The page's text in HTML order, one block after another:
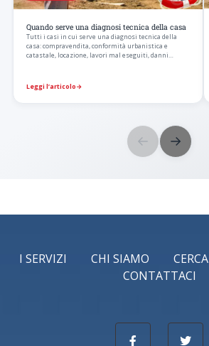
Quando serve una diagnosi tecnica della casa
Tutti i casi in cui serve una diagnosi tecnica della
casa: compravendita, conformità urbanistica e
catastale, locazione, lavori mal eseguiti, danni…
Leggi l’articolo→
← →
I SERVIZI CHI SIAMO CERCA
CONTATTACI